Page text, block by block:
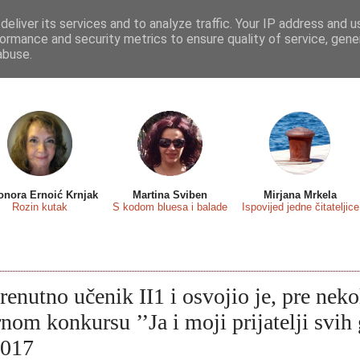
sa... Predstavljamo Osvrti Recenzije Eseji
Ernoić Krnjak
Rozin kutak
Martina Sviben
S kodom bluesa i balade
Mirjana Mrkela
Ispovijed jedne čitateljice
učenik II1 i osvojio je, pre
konkursu ’’Ja i moji prijatelji svih
its services and to analyze traffic. Your IP address and
and security metrics to ensure quality of service,